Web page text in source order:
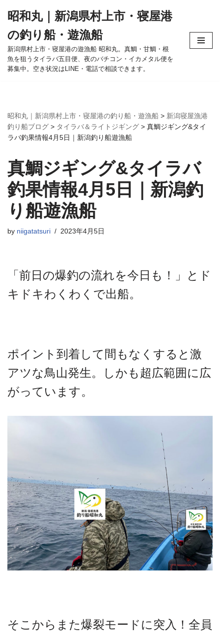
ン
テ
ン
ツ
ッ
プ
昭和丸｜新潟県村上市・寝屋港
の釣り船・遊漁船
新潟県村上市・寝屋港の遊漁船 昭和丸。真鯛・甘鯛・根
魚を狙うタイラバ五目便、夜のバチコン・イカメタル便を
募集中。空き状況はLINE・電話で相談できます。
昭和丸｜新潟県村上市・寝屋港の釣り船・遊漁船 > 新潟寝屋漁港
釣り船ブログ > タイラバ＆ライトジギング > 真鯛ジギング&タイ
ラバ釣果情報4月5日｜新潟釣り船遊漁船
真鯛ジギング&タイラバ
釣果情報4月5日｜新潟釣
り船遊漁船
by niigatatsuri 2023年4月5日
「前日の爆釣の流れを今日も！」とド
キドキわくわくで出船。
ポイント到着して間もなくすると激
アツな鳥山発生。しかも超広範囲に広
がっています。
そこからまた爆裂モードに突入！全員